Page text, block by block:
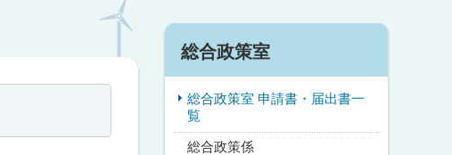
サ
イ
ド
総合政策室
総合政策室 申請書・届出書一
覧
総合政策係